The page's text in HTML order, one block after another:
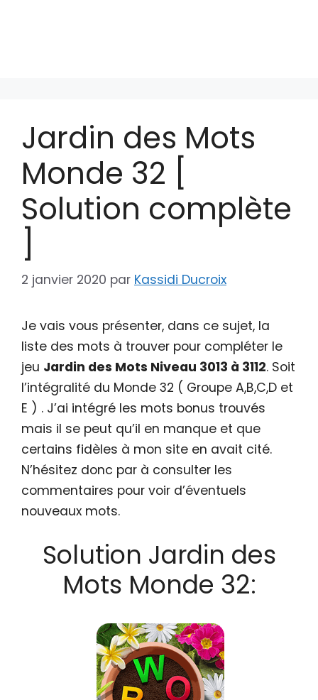
Jardin des Mots
Monde 32 [
Solution complète
2 janvier 2020 par Kassidi Ducroix
Je vais vous présenter, dans ce sujet, la
liste des mots à trouver pour compléter le
jeu Jardin des Mots Niveau 3013 à 3112. Soit
l’intégralité du Monde 32 ( Groupe A,B,C,D et
E ) . J’ai intégré les mots bonus trouvés
mais il se peut qu’il en manque et que
certains fidèles à mon site en avait cité.
N’hésitez donc par à consulter les
commentaires pour voir d’éventuels
nouveaux mots.
Solution Jardin des
Mots Monde 32: